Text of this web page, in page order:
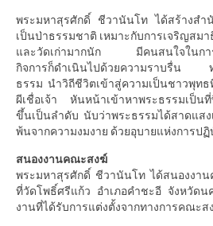
พระมหาสุรศักดิ์ ชีวานันโท ได้สร้างส
เป็นป่าธรรมชาติ เหมาะกับการเจริญสม
และวัดเก่ามากนัก มีคนสนใจในการ
กิจการก็ดำเนินไปด้วยความราบรื่น
ธรรม นำวิถีชีวิตเข้าสู่ความเป็นชาวพุท
ผีเชื่อเจ้า หันหน้าเข้าหาพระธรรมเป็นที่
ขึ้นเป็นลำดับ นับว่าพระธรรมได้สาดแส
พ้นจากความงมงาย ด้วยอุบายแห่งการป
สนองงานคณะสงฆ์
พระมหาสุรศักดิ์ ชีวานันโท ได้สนองงา
ที่วัดโพธิ์ศรีแก้ว อำเภอคำชะอี จังหวัด
งานที่ได้รับการแต่งตั้งจากทางการคณะ